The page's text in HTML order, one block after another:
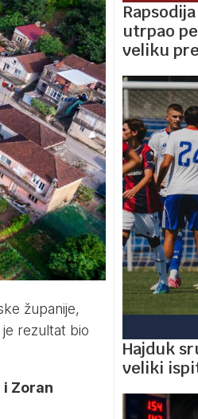
županije,
rezultat bio
Zoran
utrpao
veliku
Hajduk
veliki